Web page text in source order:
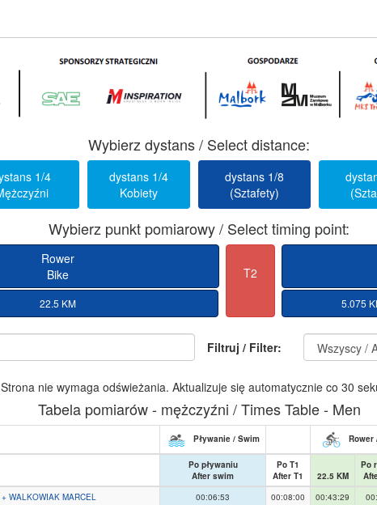
Wybierz dystans / Select distance:
1/4
dystans 1/4
Kobiety
dystans 1/8
(Sztafety)
Wybierz punkt pomiarowy / Select timing point:
Rower
Bike
22.5 KM
T2
5.075
Filtruj / Filter:
Strona nie wymaga odświeżania. Aktualizuje się automatycznie co 30
Tabela pomiarów - mężczyźni / Times Table - Men
Pływanie / Swim Rower
Po pływaniu
After swim
Po T1
After T1
22.5 KM
Po
WALKOWIAK MARCEL 00:06:53 00:08:00 00:43:29